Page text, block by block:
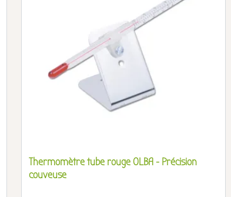
Thermomètre tube rouge OLBA - Précision
couveuse